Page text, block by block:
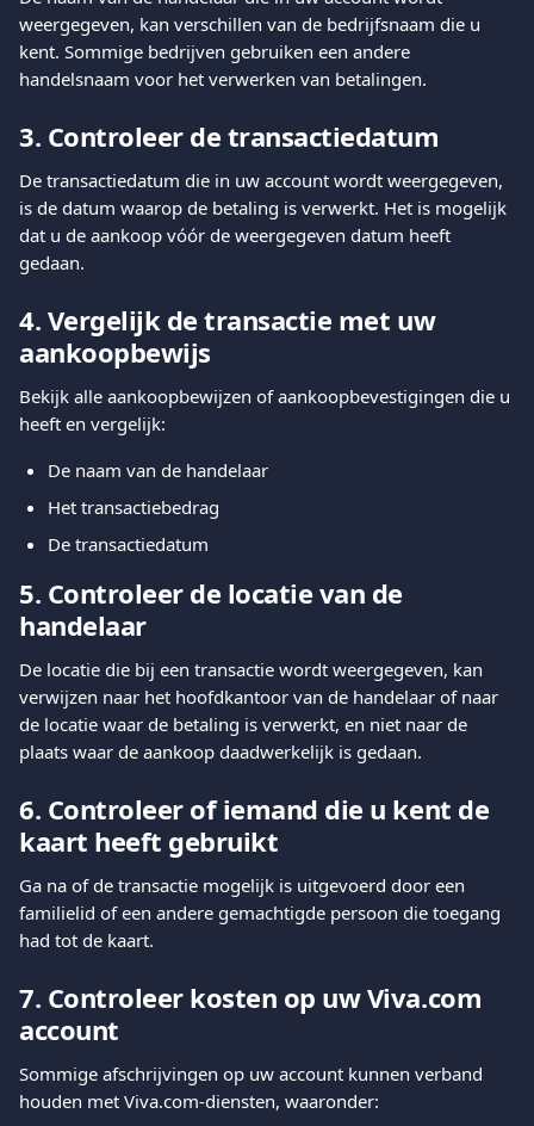
weergegeven, kan verschillen van de bedrijfsnaam die u
kent. Sommige bedrijven gebruiken een andere
handelsnaam voor het verwerken van betalingen.
3. Controleer de transactiedatum
De transactiedatum die in uw account wordt weergegeven,
is de datum waarop de betaling is verwerkt. Het is mogelijk
dat u de aankoop vóór de weergegeven datum heeft
gedaan.
4. Vergelijk de transactie met uw
aankoopbewijs
Bekijk alle aankoopbewijzen of aankoopbevestigingen die u
heeft en vergelijk:
De naam van de handelaar
Het transactiebedrag
De transactiedatum
5. Controleer de locatie van de
handelaar
De locatie die bij een transactie wordt weergegeven, kan
verwijzen naar het hoofdkantoor van de handelaar of naar
de locatie waar de betaling is verwerkt, en niet naar de
plaats waar de aankoop daadwerkelijk is gedaan.
6. Controleer of iemand die u kent de
kaart heeft gebruikt
Ga na of de transactie mogelijk is uitgevoerd door een
familielid of een andere gemachtigde persoon die toegang
had tot de kaart.
7. Controleer kosten op uw Viva.com
account
Sommige afschrijvingen op uw account kunnen verband
houden met Viva.com-diensten, waaronder: